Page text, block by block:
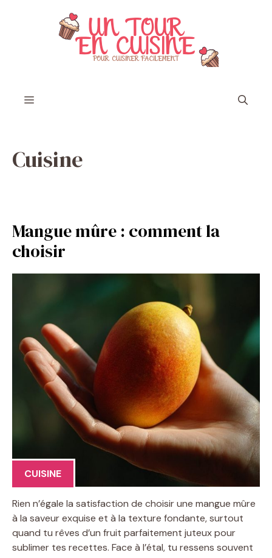
Menu
Cuisine
Mangue mûre : comment la
choisir
CUISINE
Rien n’égale la satisfaction de choisir une mangue mûre
à la saveur exquise et à la texture fondante, surtout
quand tu rêves d’un fruit parfaitement juteux pour
sublimer tes recettes. Face à l’étal, tu ressens souvent